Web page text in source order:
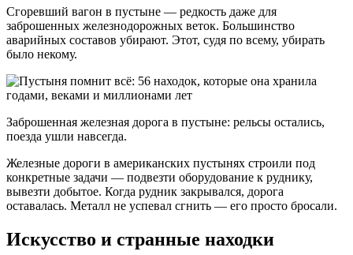
Сгоревший вагон в пустыне — редкость даже для
заброшенных железнодорожных веток. Большинство
аварийных составов убирают. Этот, судя по всему, убирать
было некому.
Заброшенная железная дорога в пустыне: рельсы остались,
поезда ушли навсегда.
Железные дороги в американских пустынях строили под
конкретные задачи — подвезти оборудование к руднику,
вывезти добытое. Когда рудник закрывался, дорога
оставалась. Металл не успевал сгнить — его просто бросали.
Искусство и странные находки